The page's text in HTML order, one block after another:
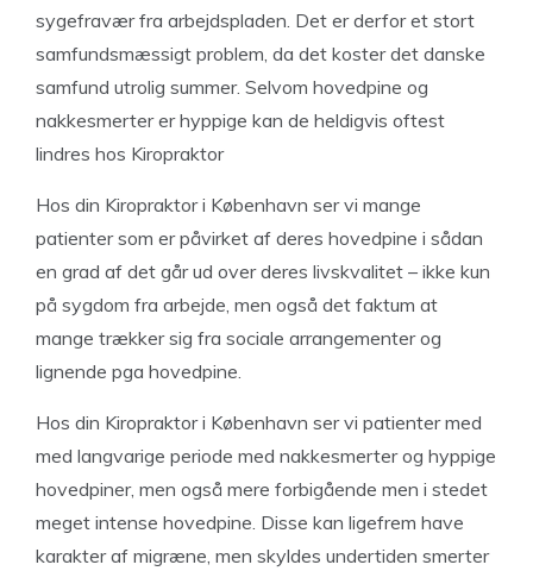
sygefravær fra arbejdspladen. Det er derfor et stort
samfundsmæssigt problem, da det koster det danske
samfund utrolig summer. Selvom hovedpine og
nakkesmerter er hyppige kan de heldigvis oftest
lindres hos Kiropraktor
Hos din Kiropraktor i København ser vi mange
patienter som er påvirket af deres hovedpine i sådan
en grad af det går ud over deres livskvalitet – ikke kun
på sygdom fra arbejde, men også det faktum at
mange trækker sig fra sociale arrangementer og
lignende pga hovedpine.
Hos din Kiropraktor i København ser vi patienter med
med langvarige periode med nakkesmerter og hyppige
hovedpiner, men også mere forbigående men i stedet
meget intense hovedpine. Disse kan ligefrem have
karakter af migræne, men skyldes undertiden smerter